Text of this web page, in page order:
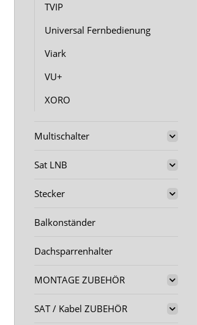
TVIP
Universal Fernbedienung
Viark
VU+
XORO
Multischalter
Sat LNB
Stecker
Balkonständer
Dachsparrenhalter
MONTAGE ZUBEHÖR
SAT / Kabel ZUBEHÖR